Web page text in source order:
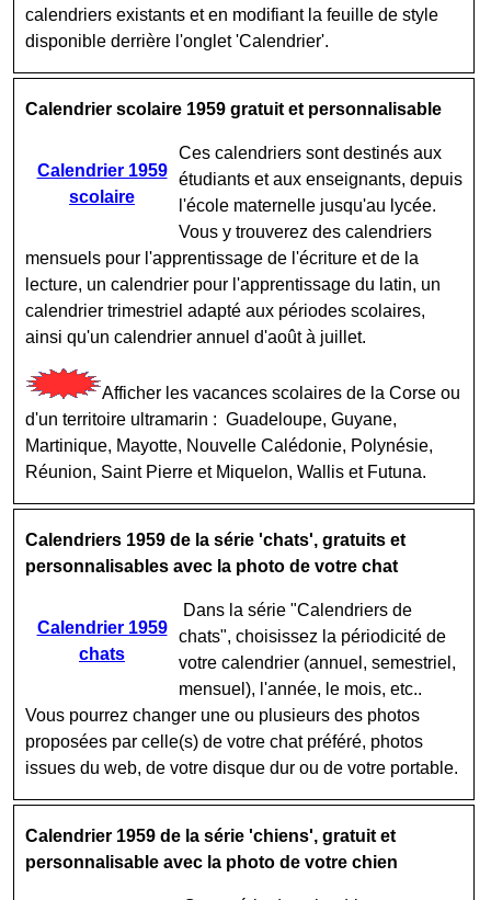
calendriers existants et en modifiant la feuille de style
disponible derrière l'onglet 'Calendrier'.
Calendrier scolaire 1959 gratuit et personnalisable
Calendrier 1959
scolaire
Ces calendriers sont destinés aux
étudiants et aux enseignants, depuis
l'école maternelle jusqu'au lycée.
Vous y trouverez des calendriers
mensuels pour l'apprentissage de l'écriture et de la
lecture, un calendrier pour l'apprentissage du latin, un
calendrier trimestriel adapté aux périodes scolaires,
ainsi qu'un calendrier annuel d'août à juillet.
Afficher les vacances scolaires de la Corse ou
d'un territoire ultramarin : Guadeloupe, Guyane,
Martinique, Mayotte, Nouvelle Calédonie, Polynésie,
Réunion, Saint Pierre et Miquelon, Wallis et Futuna.
Calendriers 1959 de la série 'chats', gratuits et
personnalisables avec la photo de votre chat
Calendrier 1959
chats
Dans la série "Calendriers de
chats", choisissez la périodicité de
votre calendrier (annuel, semestriel,
mensuel), l'année, le mois, etc..
Vous pourrez changer une ou plusieurs des photos
proposées par celle(s) de votre chat préféré, photos
issues du web, de votre disque dur ou de votre portable.
Calendrier 1959 de la série 'chiens', gratuit et
personnalisable avec la photo de votre chien